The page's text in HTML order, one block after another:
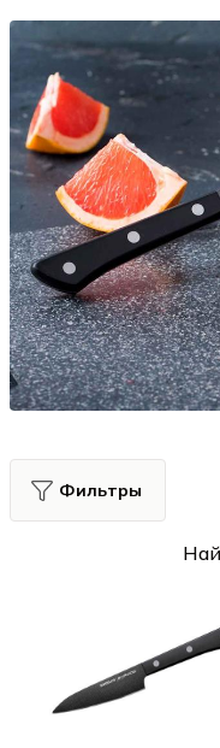
Фильтры